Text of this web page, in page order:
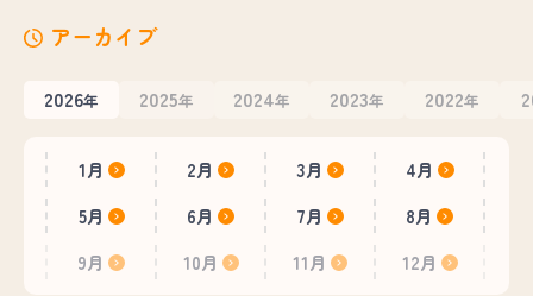
アーカイブ
2026年 2025年 2024年 2023年 2022年
1月 2月 3月
4月
5月
6月 7月
8月
9月
10月 11月 12月